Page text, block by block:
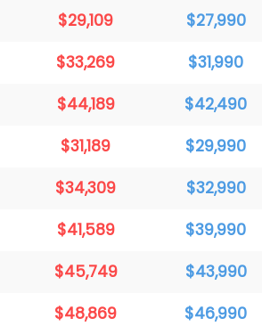
$29,109 $27,990
$33,269 $31,990
$44,189 $42,490
$31,189 $29,990
$34,309 $32,990
$41,589 $39,990
$45,749 $43,990
$48,869 $46,990